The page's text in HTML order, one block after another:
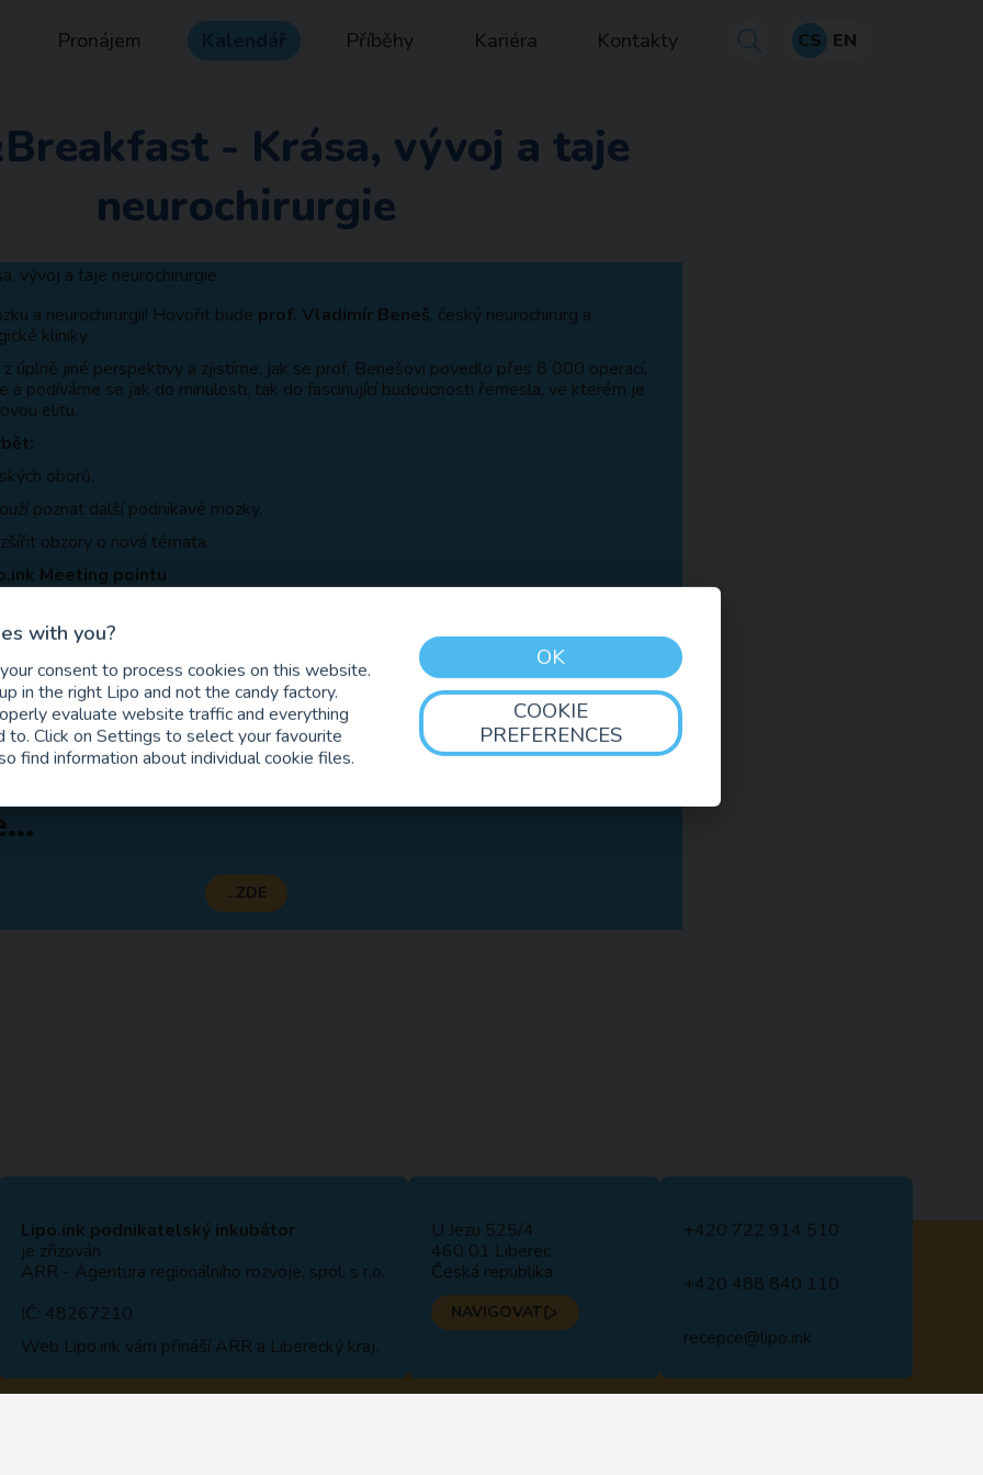
Pronájem Příběhy Kariéra Kontakty CS EN
- Krása, vývoj a taje
neurochirurgie
a neurochirurgii! Hovořit bude prof. Vladimír Beneš, český neurochirurg a
kliniky.
úplně jiné perspektivy a zjistíme, jak se prof. Benešovi povedlo přes 8 000 operací,
a podíváme se jak do minulosti, tak do fascinující budoucnosti řemesla, ve kterém je
elitu.
oborů,
poznat další podnikavé mozky,
obzory o nová témata.
Meeting pointu
networking
nutná.Přednáška probíhá formou livestreamu. Akci spolupořádáme se
.
...ZDE
Lipo.ink podnikatelský inkubátor
je zřizován
ARR - Agentura regionálního rozvoje, spol. s r.o.
IČ: 48267210
Web Lipo.ink vám přináší ARR a Liberecký kraj.
U Jezu 525/4
460 01 Liberec
Česká republika
NAVIGOVAT
+420 722 914 510
+420 488 840 110
recepce@lipo.ink
with you?
consent to process cookies on this website.
in the right Lipo and not the candy factory.
evaluate website traffic and everything
to. Click on Settings to select your favourite
find information about individual cookie files.
OK
COOKIE
PREFERENCES